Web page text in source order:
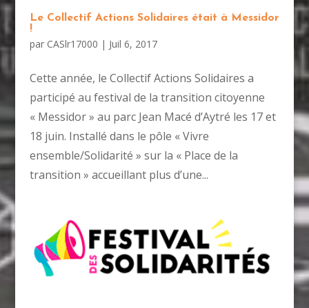
Le Collectif Actions Solidaires était à Messidor
!
par CASlr17000 | Juil 6, 2017
Cette année, le Collectif Actions Solidaires a
participé au festival de la transition citoyenne
« Messidor » au parc Jean Macé d’Aytré les 17 et
18 juin. Installé dans le pôle « Vivre
ensemble/Solidarité » sur la « Place de la
transition » accueillant plus d’une...